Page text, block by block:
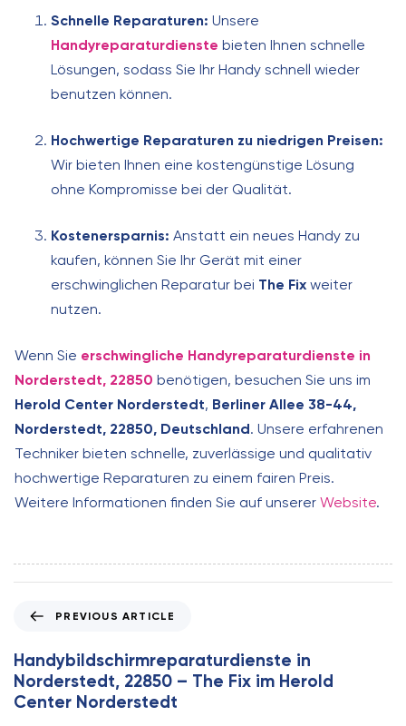
Schnelle Reparaturen: Unsere
Handyreparaturdienste bieten Ihnen schnelle
Lösungen, sodass Sie Ihr Handy schnell wieder
benutzen können.
Hochwertige Reparaturen zu niedrigen Preisen:
Wir bieten Ihnen eine kostengünstige Lösung
ohne Kompromisse bei der Qualität.
Kostenersparnis: Anstatt ein neues Handy zu
kaufen, können Sie Ihr Gerät mit einer
erschwinglichen Reparatur bei The Fix weiter
nutzen.
Wenn Sie erschwingliche Handyreparaturdienste in
Norderstedt, 22850 benötigen, besuchen Sie uns im
Herold Center Norderstedt, Berliner Allee 38-44,
Norderstedt, 22850, Deutschland. Unsere erfahrenen
Techniker bieten schnelle, zuverlässige und qualitativ
hochwertige Reparaturen zu einem fairen Preis.
Weitere Informationen finden Sie auf unserer Website.
e
v
i
o
PREVIOUS ARTICLE
Handybildschirmreparaturdienste in
Norderstedt, 22850 – The Fix im Herold
Center Norderstedt